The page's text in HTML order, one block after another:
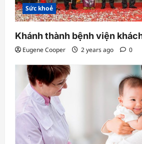
Sức khoẻ
Khánh thành bệnh viện
Eugene Cooper 2 years ago 0